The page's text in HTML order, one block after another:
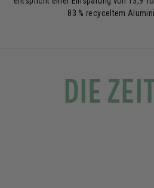
83 % recyceltem
DIE